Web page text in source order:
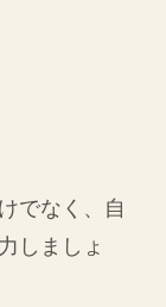
でなく、自
しましょ